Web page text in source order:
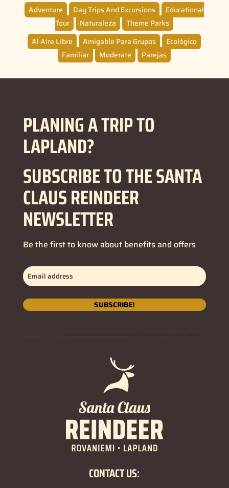
Adventure Day Trips And Excursions
Educational
Tour
Naturaleza
Theme Parks
Al Aire Libre
Amigable Para Grupos
Ecológico
Familiar
Moderate Parejas
PLANING A TRIP TO
LAPLAND?
SUBSCRIBE TO THE SANTA
CLAUS REINDEER
NEWSLETTER
Be the first to know about benefits and offers
Email
address(Obligatorio)
SUBSCRIBE!
CONTACT US: